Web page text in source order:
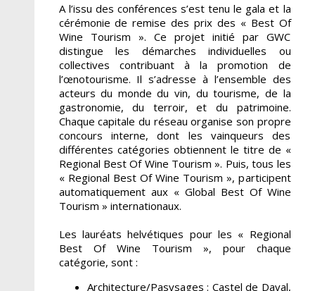
A l’issu des conférences s’est tenu le gala et la
cérémonie de remise des prix des « Best Of
Wine Tourism ». Ce projet initié par GWC
distingue les démarches individuelles ou
collectives contribuant à la promotion de
l’œnotourisme. Il s’adresse à l’ensemble des
acteurs du monde du vin, du tourisme, de la
gastronomie, du terroir, et du patrimoine.
Chaque capitale du réseau organise son propre
concours interne, dont les vainqueurs des
différentes catégories obtiennent le titre de «
Regional Best Of Wine Tourism ». Puis, tous les
« Regional Best Of Wine Tourism », participent
automatiquement aux « Global Best Of Wine
Tourism » internationaux.
Les lauréats helvétiques pour les « Regional
Best Of Wine Tourism », pour chaque
catégorie, sont :
Architecture/Pasysages : Castel de Daval,